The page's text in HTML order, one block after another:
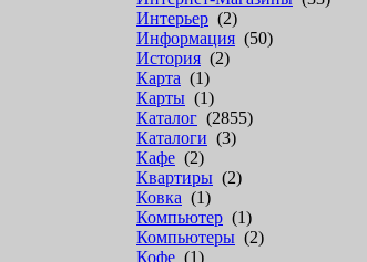
Интерьер (2)
Информация (50)
История (2)
Карта (1)
Карты (1)
Каталог (2855)
Каталоги (3)
Кафе (2)
Квартиры (2)
Ковка (1)
Компьютер (1)
Компьютеры (2)
Кофе (1)